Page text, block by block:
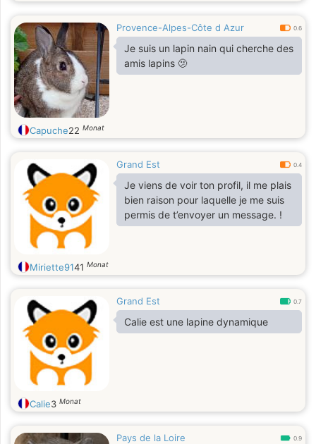
Provence-Alpes-Côte d Azur 0.6
Je suis un lapin nain qui cherche des
amis lapins 🫤
Capuche22 Monat
Grand Est 0.4
Je viens de voir ton profil, il me plais
bien raison pour laquelle je me suis
permis de t’envoyer un message. !
Miriette9141 Monat
Grand Est 0.7
Calie est une lapine dynamique
Calie3 Monat
Pays de la Loire 0.9